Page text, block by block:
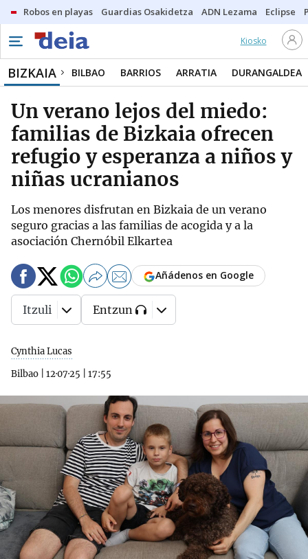
Robos en playas Guardias Osakidetza ADN Lezama Eclipse
Kiosko
BIZKAIA BILBAO BARRIOS ARRATIA DURANGALDEA
Un verano lejos del miedo:
familias de Bizkaia ofrecen
refugio y esperanza a niños y
niñas ucranianos
Los menores disfrutan en Bizkaia de un verano
seguro gracias a las familias de acogida y a la
asociación Chernóbil Elkartea
Cynthia Lucas
Bilbao
12·07·25 17:55
Añádenos en Google
Itzuli Entzun